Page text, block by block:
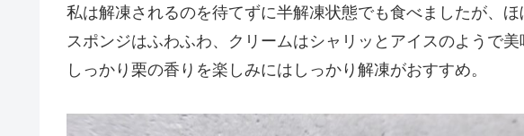
私は解凍されるのを待てずに半解凍状態でも食べましたが、
スポンジはふわふわ、クリームはシャリッとアイスのようで美
しっかり栗の香りを楽しみにはしっかり解凍がおすすめ。